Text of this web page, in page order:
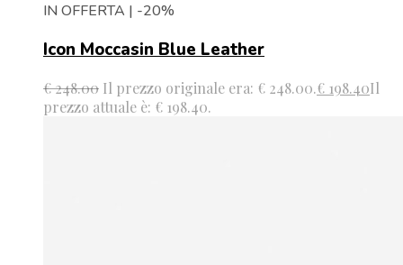
IN OFFERTA | -20%
Icon Moccasin Blue Leather
€248.00 Il prezzo originale era: € 248.00.€ 198.40Il
prezzo attuale è: € 198.40.